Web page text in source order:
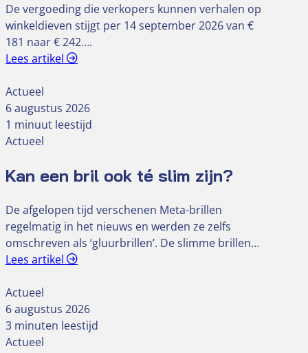
De vergoeding die verkopers kunnen verhalen op
winkeldieven stijgt per 14 september 2026 van €
181 naar € 242….
Lees artikel
Actueel
6 augustus 2026
1 minuut leestijd
Actueel
Kan een bril ook té slim zijn?
De afgelopen tijd verschenen Meta-brillen
regelmatig in het nieuws en werden ze zelfs
omschreven als ‘gluurbrillen’. De slimme brillen…
Lees artikel
Actueel
6 augustus 2026
3 minuten leestijd
Actueel